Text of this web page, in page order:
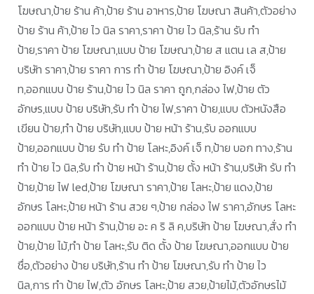
โฆษณา,ป้าย ร้าน ค้า,ป้าย ร้าน อาหาร,ป้าย โฆษณา สินค้า,ตัวอย่าง
ป้าย ร้าน ค้า,ป้าย ไว นิล ราคา,ราคา ป้าย ไว นิล,ร้าน รับ ทำ
ป้าย,ราคา ป้าย โฆษณา,แบบ ป้าย โฆษณา,ป้าย ส แตน เล ส,ป้าย
บริษัท ราคา,ป้าย ราคา การ ทํา ป้าย โฆษณา,ป้าย อิงค์ เจ็
ท,ออกแบบ ป้าย ร้าน,ป้าย ไว นิล ราคา ถูก,กล่อง ไฟ,ป้าย ตัว
อักษร,แบบ ป้าย บริษัท,รับ ทำ ป้าย ไฟ,ราคา ป้าย,แบบ ตัวหนังสือ
เขียน ป้าย,ทํา ป้าย บริษัท,แบบ ป้าย หน้า ร้าน,รับ ออกแบบ
ป้าย,ออกแบบ ป้าย รับ ทำ ป้าย โลหะ,อิงค์ เจ็ ท,ป้าย บอก ทาง,ร้าน
ทํา ป้าย ไว นิล,รับ ทำ ป้าย หน้า ร้าน,ป้าย ตั้ง หน้า ร้าน,บริษัท รับ ทำ
ป้าย,ป้าย ไฟ led,ป้าย โฆษณา ราคา,ป้าย โลหะ,ป้าย แดง,ป้าย
อักษร โลหะ,ป้าย หน้า ร้าน สวย ๆ,ป้าย กล่อง ไฟ ราคา,อักษร โลหะ
ออกแบบ ป้าย หน้า ร้าน,ป้าย อะ ค ริ ลิ ค,บริษัท ป้าย โฆษณา,สั่ง ทำ
ป้าย,ป้าย ไม้,ทำ ป้าย โลหะ,รับ ติด ตั้ง ป้าย โฆษณา,ออกแบบ ป้าย
ชื่อ,ตัวอย่าง ป้าย บริษัท,ร้าน ทำ ป้าย โฆษณา,รับ ทำ ป้าย ไว
นิล,การ ทํา ป้าย ไฟ,ตัว อักษร โลหะ,ป้าย สวย,ป้ายไม้,ตัวอักษรไม้